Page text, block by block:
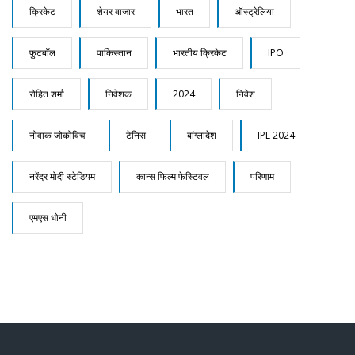
क्रिकेट शेयर बाजार भारत ऑस्ट्रेलिया
फुटबॉल पाकिस्तान भारतीय क्रिकेट IPO
रोहित शर्मा निवेशक 2024 निवेश
नोवाक जोकोविच टेनिस बांग्लादेश IPL 2024
नरेंद्र मोदी स्टेडियम कान्स फिल्म फेस्टिवल परिणाम
एमएस धोनी